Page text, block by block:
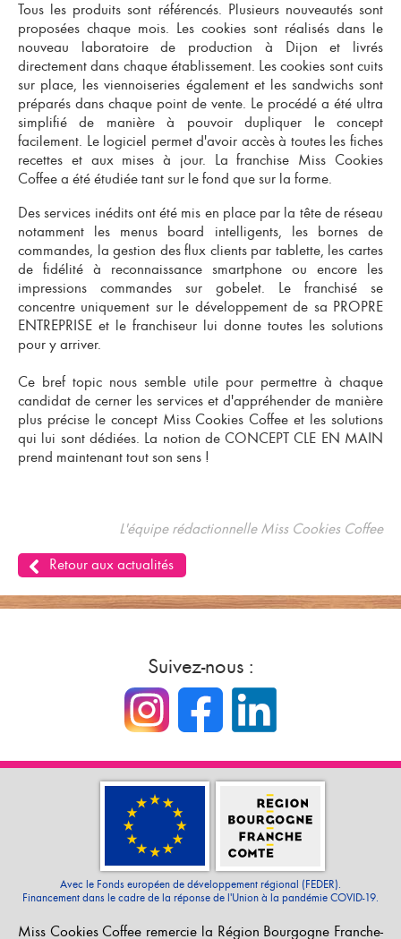
Tous les produits sont référencés. Plusieurs nouveautés sont
proposées chaque mois. Les cookies sont réalisés dans le
nouveau laboratoire de production à Dijon et livrés
directement dans chaque établissement. Les cookies sont cuits
sur place, les viennoiseries également et les sandwichs sont
préparés dans chaque point de vente. Le procédé a été ultra
simplifié de manière à pouvoir dupliquer le concept
facilement. Le logiciel permet d'avoir accès à toutes les fiches
recettes et aux mises à jour. La franchise Miss Cookies
Coffee a été étudiée tant sur le fond que sur la forme.
Des services inédits ont été mis en place par la tête de réseau
notamment les menus board intelligents, les bornes de
commandes, la gestion des flux clients par tablette, les cartes
de fidélité à reconnaissance smartphone ou encore les
impressions commandes sur gobelet. Le franchisé se
concentre uniquement sur le développement de sa PROPRE
ENTREPRISE et le franchiseur lui donne toutes les solutions
pour y arriver.
Ce bref topic nous semble utile pour permettre à chaque
candidat de cerner les services et d'appréhender de manière
plus précise le concept Miss Cookies Coffee et les solutions
qui lui sont dédiées. La notion deCONCEPT CLE EN MAIN
prend maintenant tout son sens !
L'équipe rédactionnelle Miss Cookies Coffee
Retour aux actualités
Suivez-nous :
Miss Cookies Coffee remercie la Région Bourgogne Franche-
Avec le Fonds européen de développement régional (FEDER).
Financement dans le cadre de la réponse de l'Union à la pandémie COVID-19.